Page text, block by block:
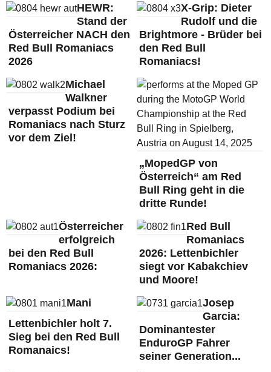
HEWR:
Stand der
Österreicher NACH den
Red Bull Romaniacs
2026
X-Grip: Dieter
Rudolf und die
Brightmore - Brüder bei
den Red Bull
Romaniacs!
Michael
Walkner
verpasst Podium bei
Romaniacs nach Sturz
vor dem Ziel!
„MopedGP von
Österreich“ am Red
Bull Ring geht in die
dritte Runde!
Österreicher
erfolgreich
bei den Red Bull
Romaniacs 2026:
Red Bull
Romaniacs
2026: Lettenbichler
siegt vor Kabakchiev
und Moore!
Mani
Lettenbichler holt 7.
Sieg bei den Red Bull
Romanaics!
Josep
Garcia:
Dominantester
EnduroGP Fahrer
seiner Generation...